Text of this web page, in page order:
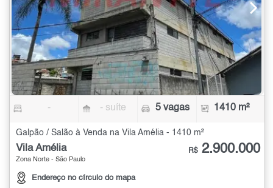
- - suíte 5 vagas 1410 m²
Galpão / Salão à Venda na Vila Amélia - 1410 m²
Vila Amélia
Zona Norte - São Paulo
Endereço no círculo do mapa
R$ 2.900.000